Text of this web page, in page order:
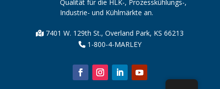
Qualität für die HLK-, Prozesskühlungs-,
Industrie- und Kühlmärkte an.
7401 W. 129th St., Overland Park, KS 66213
1-800-4-MARLEY